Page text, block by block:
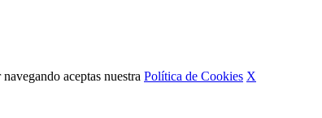
aceptas nuestra Política de Cookies X